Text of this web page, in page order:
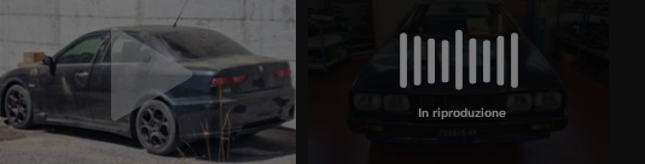
In riproduzione